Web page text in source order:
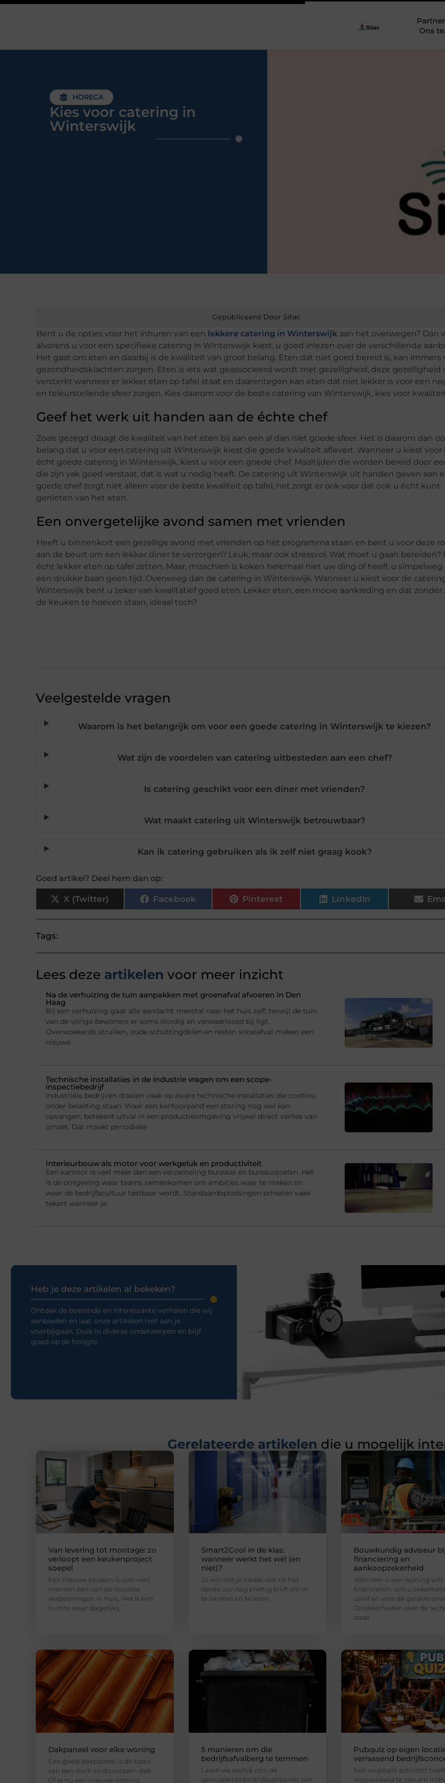
Ons
HORECA
Kies voor catering in
Winterswijk
Gepubliceerd Door Sitac
Bent u de opties voor het inhuren van een lekkere catering in Winterswijk aan het overwegen? Dan
alvorens u voor een specifieke catering in Winterswijk kiest, u goed inlezen over de verschillende
Het gaat om eten en daarbij is de kwaliteit van groot belang. Eten dat niet goed bereid is, kan immers
gezondheidsklachten zorgen. Eten is iets wat geassocieerd wordt met gezelligheid, deze gezelligheid
versterkt wanneer er lekker eten op tafel staat en daarentegen kan eten dat niet lekker is voor een
en teleurstellende sfeer zorgen. Kies daarom voor de beste catering van Winterswijk, kies voor
Geef het werk uit handen aan de échte chef
Zoals gezegd draagt de kwaliteit van het eten bij aan een al dan niet goede sfeer. Het is daarom dan
belang dat u voor een catering uit Winterswijk kiest die goede kwaliteit aflevert. Wanneer u kiest voor
écht goede catering in Winterswijk, kiest u voor een goede chef. Maaltijden die worden bereid door
die zijn vak goed verstaat, dat is wat u nodig heeft. De catering uit Winterswijk uit handen geven aan
goede chef zorgt niet alleen voor de beste kwaliteit op tafel, het zorgt er ook voor dat ook u écht kunt
genieten van het eten.
Een onvergetelijke avond samen met vrienden
Heeft u binnenkort een gezellige avond met vrienden op het programma staan en bent u voor deze
aan de beurt om een lekker diner te verzorgen? Leuk, maar ook stressvol. Wat moet u gaan bereiden?
écht lekker eten op tafel zetten. Maar, misschien is koken helemaal niet uw ding of heeft u simpelweg
een drukke baan geen tijd. Overweeg dan de catering in Winterswijk. Wanneer u kiest voor de
Winterswijk bent u zeker van kwalitatief goed eten. Lekker eten, een mooie aankleding en dat zonder
de keuken te hoeven staan, ideaal toch?
Veelgestelde vragen
Waarom is het belangrijk om voor een goede catering in Winterswijk te kiezen?
Wat zijn de voordelen van catering uitbesteden aan een chef?
Is catering geschikt voor een diner met vrienden?
Wat maakt catering uit Winterswijk betrouwbaar?
Kan ik catering gebruiken als ik zelf niet graag kook?
Goed artikel? Deel hem dan op:
X (Twitter) Facebook Pinterest LinkedIn
Tags:
Lees deze artikelen voor meer inzicht
Na de verhuizing de tuin aanpakken met groenafval afvoeren in Den
Haag
Bij een verhuizing gaat alle aandacht meestal naar het huis zelf, terwijl de tuin
van de vorige bewoners er soms slordig en verwaarloosd bij ligt.
Overwoekerde struiken, oude schuttingdelen en resten snoeiafval maken een
nieuwe
Technische installaties in de industrie vragen om een scope-
inspectiebedrijf
Industriële bedrijven draaien vaak op zware technische installaties die continu
onder belasting staan. Waar een kantoorpand een storing nog wel kan
opvangen, betekent uitval in een productieomgeving vrijwel direct verlies van
omzet. Dat maakt periodieke
Interieurbouw als motor voor werkgeluk en productiviteit
Een kantoor is veel meer dan een verzameling bureaus en bureaustoelen. Het
is de omgeving waar teams samenkomen om ambities waar te maken en
waar de bedrijfscultuur tastbaar wordt. Standaardoplossingen schieten vaak
tekort wanneer je
Heb je deze artikelen al bekeken?
Ontdek de boeiende en interessante verhalen die wij
aanbieden en laat onze artikelen niet aan je
voorbijgaan. Duik in diverse onderwerpen en blijf
goed op de hoogte.
Gerelateerde artikelen die u mogelijk
Van levering tot montage: zo
verloopt een keukenproject
soepel
Een nieuwe keuken is voor veel
mensen één van de mooiste
verbeteringen in huis. Het is een
ruimte waar dagelijks
Smart2Cool in de klas:
wanneer werkt het wél (en
niet)?
Je wilt dat je lokaal ook na het
derde uur nog prettig blijft om in
te werken en te leren.
Bouwkundig adviseur
financiering en
aankoopzekerheid
Wanneer u een woning wilt
financieren, wilt u
uzelf én voor de
Onzekerheden over de
staat
Dakpaneel voor elke woning
Een goed dakpaneel is de basis
van een sterk en duurzaam dak.
Of je nu een nieuwe woning
5 manieren om die
bedrijfsafvalberg te temmen
Laten we eerlijk zijn: de
gemiddelde bedrijfscontainer ziet
Pubquiz op eigen
verrassend
Een originele activiteit
ingewikkeld te zijn om